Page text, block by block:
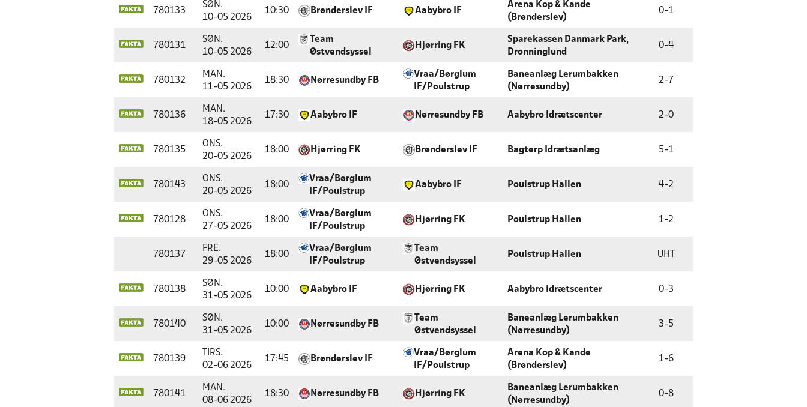
780133
SØN.
10-05 2026
10:30 Brønderslev IF Aabybro IF
Arena Kop & Kande
(Brønderslev)
0-1
780131
SØN.
10-05 2026
12:00
Team
Østvendsyssel
Hjørring FK
Sparekassen Danmark Park,
Dronninglund
0-4
780132
MAN.
11-05 2026
18:30 Nørresundby FB
Vraa/Børglum
IF/Poulstrup
Baneanlæg Lerumbakken
(Nørresundby)
2- 7
780136
MAN.
18-05 2026
17:30 Aabybro IF Nørresundby FB Aabybro Idrætscenter 2-0
780135
ONS.
20-05 2026
18:00 Hjørring FK Brønderslev IF Bagterp Idrætsanlæg 5-1
780143
ONS.
20-05 2026
18:00
Vraa/Børglum
IF/Poulstrup
Aabybro IF Poulstrup Hallen 4-2
780128
ONS.
27-05 2026
18:00
Vraa/Børglum
IF/Poulstrup
Hjørring FK Poulstrup Hallen 1-2
780137
FRE.
29-05 2026
18:00
Vraa/Børglum
IF/Poulstrup
Team
Østvendsyssel
Poulstrup Hallen UHT
780138
SØN.
31-05 2026
10:00 Aabybro IF Hjørring FK Aabybro Idrætscenter 0-3
780140
SØN.
31-05 2026
10:00 Nørresundby FB
Team
Østvendsyssel
Baneanlæg Lerumbakken
(Nørresundby)
3-5
780139
TIRS.
02-06 2026
17:45 Brønderslev IF
Vraa/Børglum
IF/Poulstrup
Arena Kop & Kande
(Brønderslev)
1-6
780141
MAN.
08-06 2026
18:30 Nørresundby FB Hjørring FK
Baneanlæg Lerumbakken
(Nørresundby)
0-8